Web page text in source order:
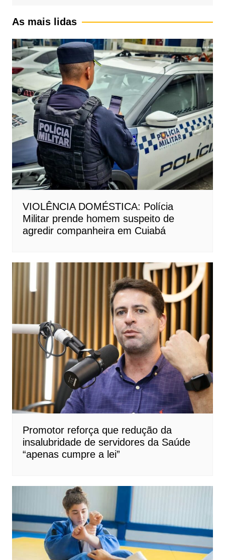
As mais lidas
VIOLÊNCIA DOMÉSTICA: Polícia
Militar prende homem suspeito de
agredir companheira em Cuiabá
Promotor reforça que redução da
insalubridade de servidores da Saúde
“apenas cumpre a lei”